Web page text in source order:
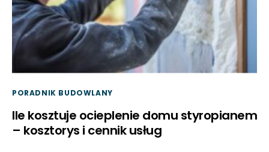
PORADNIK BUDOWLANY
Ile kosztuje ocieplenie domu styropianem
– kosztorys i cennik usług